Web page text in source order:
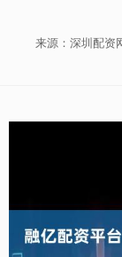
来源：深圳配资